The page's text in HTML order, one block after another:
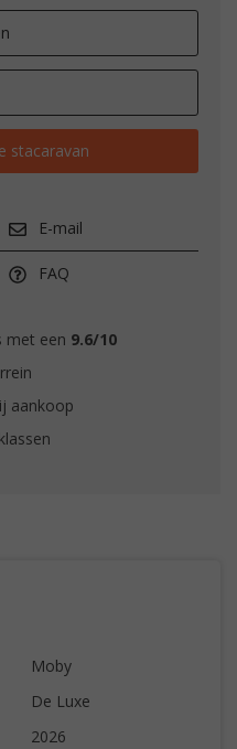
stacaravan
E-mail
FAQ
met een 9.6/10
aankoop
Moby
De Luxe
2026